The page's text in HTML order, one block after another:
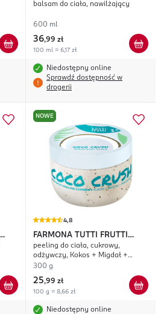
Essential Healing
balsam do ciała, nawilżający
600 ml
36,99 zł
100 ml = 6,17 zł
Niedostępny online
Sprawdź dostępność w
drogerii
NOWE
4,8
FARMONA TUTTI FRUTTI
Coco Crush
peeling do ciała, cukrowy,
odżywczy, Kokos + Migdał +
Makadamia
300 g
25,99 zł
100 g = 8,66 zł
Niedostępny online